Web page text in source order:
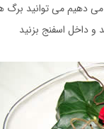
می دهیم می توانید
و داخل اسفنج بزنید